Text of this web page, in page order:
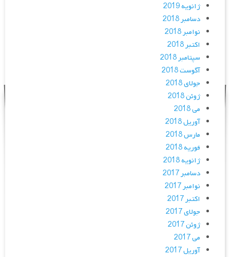
ژانویه 2019
دسامبر 2018
نوامبر 2018
اکتبر 2018
سپتامبر 2018
آگوست 2018
جولای 2018
ژوئن 2018
می 2018
آوریل 2018
مارس 2018
فوریه 2018
ژانویه 2018
دسامبر 2017
نوامبر 2017
اکتبر 2017
جولای 2017
ژوئن 2017
می 2017
آوریل 2017